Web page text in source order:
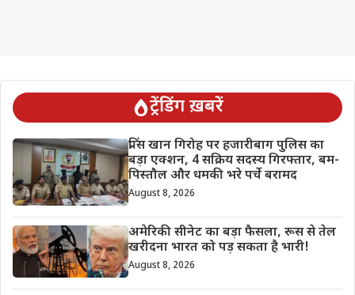
ट्रेंडिंग ख़बरें
प्रिंस खान गिरोह पर हजारीबाग पुलिस का
बड़ा एक्शन, 4 सक्रिय सदस्य गिरफ्तार, बम-
पिस्तौल और धमकी भरे पर्चे बरामद
August 8, 2026
अमेरिकी सीनेट का बड़ा फैसला, रूस से तेल
खरीदना भारत को पड़ सकता है भारी!
August 8, 2026